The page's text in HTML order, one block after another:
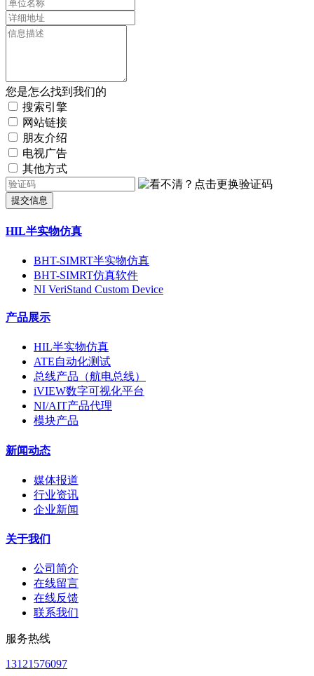
您是怎么找到我们的
搜索引擎
网站链接
朋友介绍
电视广告
其他方式
提交信息
HIL半实物仿真
BHT-SIMRT半实物仿真
BHT-SIMRT仿真软件
NI VeriStand Custom Device
产品展示
HIL半实物仿真
ATE自动化测试
总线产品（航电总线）
iVIEW数字可视化平台
NI/AIT产品代理
模块产品
新闻动态
媒体报道
行业资讯
企业新闻
关于我们
公司简介
在线留言
在线反馈
联系我们
服务热线
13121576097